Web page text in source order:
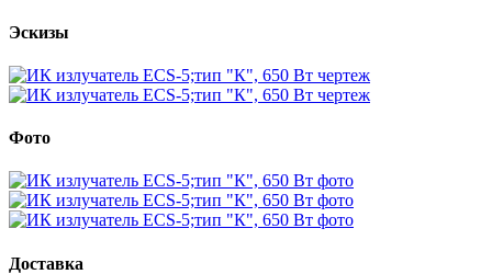
Эскизы
Фото
Доставка